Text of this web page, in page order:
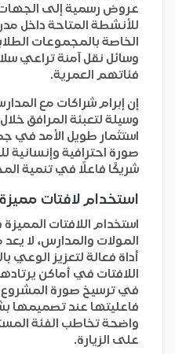
عروض رسمية إلى الجهات
للأنشطة المتاحة داخل
الخاصة بالمجموعات
وسائل نقل آمنة تراعي
فئاتهم العمرية.
إن إبرام شراكات مع
وسيلة لتعبئة المرافق
استثمار طويل الأمد في
صورة احترافية وإنسانية
شريكًا فاعلًا في تنمية
استخدام لافتات مميزة
استخدام اللافتات
المولات والمدارس، لا
أداة فعالة لتعزيز
اللافتات في أماكن
في ترسيخ صورة المشروع
فاعليتها عند تصميمها
واضحة تخاطب الفئة
على الزيارة.